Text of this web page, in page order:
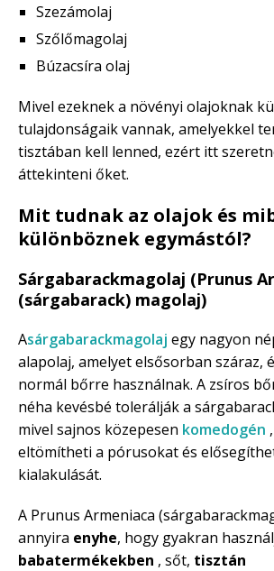
Szezámolaj
Szőlőmagolaj
Búzacsíra olaj
Mivel ezeknek a növényi olajoknak
tulajdonságaik vannak, amelyekkel
tisztában kell lenned, ezért itt
áttekinteni őket.
Mit tudnak az olajok és
különböznek egymástól?
Sárgabarackmagolaj (Prunus
(sárgabarack) magolaj)
Asárgabarackmagolaj egy nagyon
alapolaj, amelyet elsősorban száraz,
normál bőrre használnak. A zsíros
néha kevésbé tolerálják a
mivel sajnos közepesen komedogén
eltömítheti a pórusokat és
kialakulását.
A Prunus Armeniaca
annyira enyhe, hogy gyakran
babatermékekben , sőt, tisztán